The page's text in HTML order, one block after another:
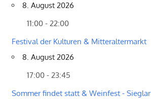
8. August 2026
11:00 - 22:00
Festival der Kulturen & Mitteraltermarkt
8. August 2026
17:00 - 23:45
Sommer findet statt & Weinfest - Sieglar